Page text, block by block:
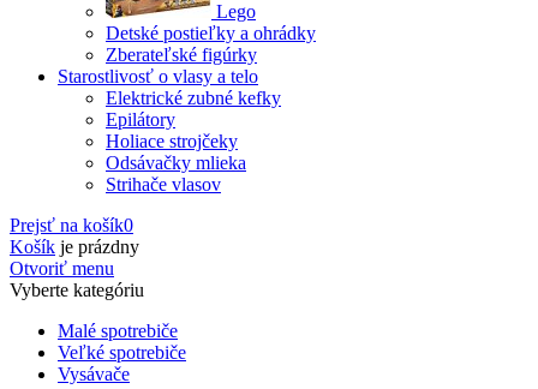
Lego
Detské postieľky a ohrádky
Zberateľské figúrky
Starostlivosť o vlasy a telo
Elektrické zubné kefky
Epilátory
Holiace strojčeky
Odsávačky mlieka
Strihače vlasov
Prejsť na košík0
Košík je prázdny
Otvoriť menu
Vyberte kategóriu
Malé spotrebiče
Veľké spotrebiče
Vysávače